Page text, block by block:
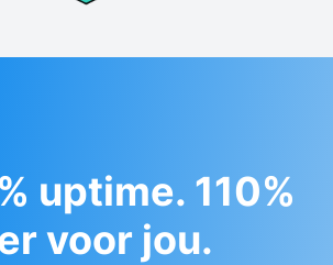
uptime. 110%
voor jou.